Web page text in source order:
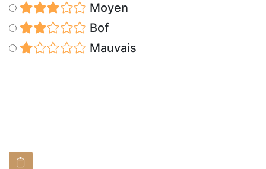
Moyen
Bof
Mauvais